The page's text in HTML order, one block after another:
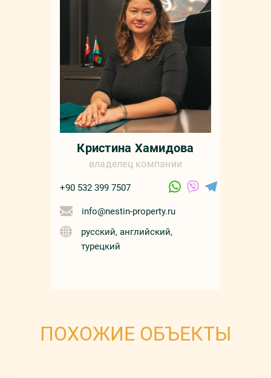
Кристина Хамидова
владелец компании
+90 532 399 7507
info@nestin-property.ru
русский, английский,
турецкий
ПОХОЖИЕ ОБЪЕКТЫ